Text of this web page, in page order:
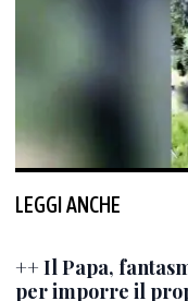
LEGGI ANCHE
++ Il Papa,
per imporre il